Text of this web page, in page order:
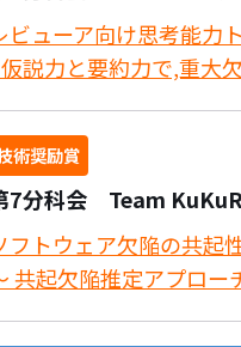
ビューア向け思考能力
説力と要約力で,重大
術奨励賞
7分科会 Team
フトウェア欠陥の共起
共起欠陥推定アプロー